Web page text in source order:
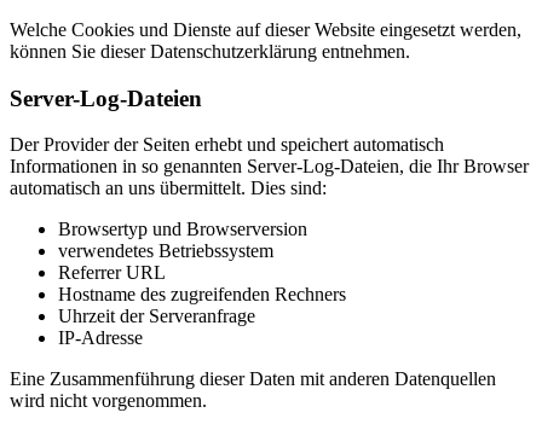
Welche Cookies und Dienste auf dieser Website eingesetzt werden,
können Sie dieser Datenschutzerklärung entnehmen.
Server-Log-Dateien
Der Provider der Seiten erhebt und speichert automatisch
Informationen in so genannten Server-Log-Dateien, die Ihr Browser
automatisch an uns übermittelt. Dies sind:
Browsertyp und Browserversion
verwendetes Betriebssystem
Referrer URL
Hostname des zugreifenden Rechners
Uhrzeit der Serveranfrage
IP-Adresse
Eine Zusammenführung dieser Daten mit anderen Datenquellen
wird nicht vorgenommen.